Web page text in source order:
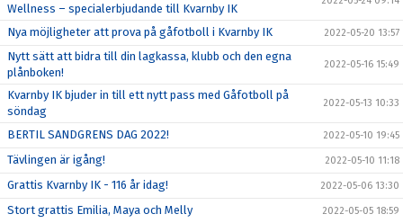
Wellness – specialerbjudande till Kvarnby IK
Nya möjligheter att prova på gåfotboll i Kvarnby IK 2022-05-20 13:57
Nytt sätt att bidra till din lagkassa, klubb och den egna
plånboken!
2022-05-16 15:49
Kvarnby IK bjuder in till ett nytt pass med Gåfotboll på
söndag
2022-05-13 10:33
BERTIL SANDGRENS DAG 2022! 2022-05-10 19:45
Tävlingen är igång! 2022-05-10 11:18
Grattis Kvarnby IK - 116 år idag! 2022-05-06 13:30
Stort grattis Emilia, Maya och Melly 2022-05-05 18:59